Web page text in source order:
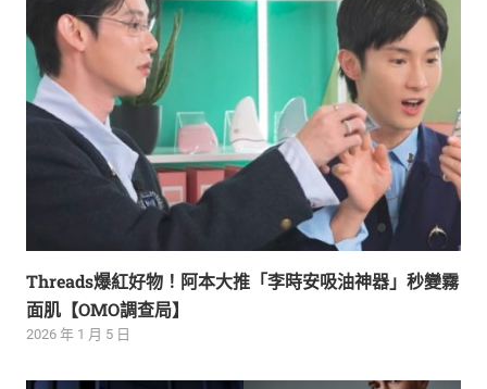
Threads爆紅好物！阿本大推「李時安吸油神器」秒變霧
面肌【OMO調查局】
2026 年 1 月 5 日